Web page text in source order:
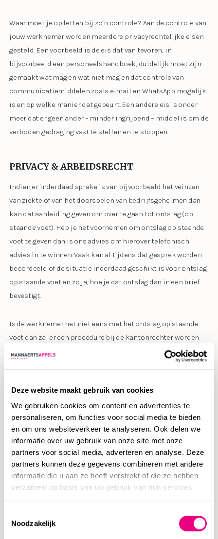
Deze website maakt gebruik van cookies
We gebruiken cookies om content en advertenties te
personaliseren, om functies voor social media te bieden
en om ons websiteverkeer te analyseren. Ook delen we
informatie over uw gebruik van onze site met onze
partners voor social media, adverteren en analyse. Deze
partners kunnen deze gegevens combineren met andere
informatie die u aan ze heeft verstrekt of die ze hebben
verzameld op basis van uw gebruik van hun services.
Noodzakelijk
Waar moet je op letten bij zo’n controle? Aan de controle van
jouw werknemer worden meerdere privacyrechtelijke eisen
gesteld. Een voorbeeld is de eis dat van tevoren, in
bijvoorbeeld een personeelshandboek, duidelijk moet zijn
gemaakt wat mag en wat niet mag en dat controle van
communicatiemiddelen zoals e-mail en WhatsApp mogelijk
is en op welke manier dat gebeurt. Een andere eis is onder
meer dat er geen ander – minder ingrijpend – middel is om de
verboden gedraging vast te stellen en te stoppen.
PRIVACY & ARBEIDSRECHT
Indien er inderdaad sprake is van bijvoorbeeld het veinzen
van ziekte of van het doorspelen van bedrijfsgeheimen dan
kan dat aanleiding geven om over te gaan tot ontslag (op
staande voet). Heb je het voornemen om ontslag op staande
voet te geven dan is ons advies om hierover telefonisch
advies in te winnen. Vaak kan al tijdens dat gesprek worden
beoordeeld of de situatie inderdaad geschikt is voor ontslag
op staande voet en zo ja, hoe je dat ontslag dan in een brief
bevestigt.
Is de werknemer het niet eens met het ontslag op staande
voet dan zal er een procedure bij de kantonrechter worden
gestart door de werknemer. Dan zal de kantonrechter zoal
beoordelen wat de aanleiding is voor het ontslag op staande
is dan zeer belangrijk. Ook zal van belang zijn hoe je als
werkgever met de privacy van de werknemer bent omgegaan.
Hoewel arbeidsrechters de waarheidsvinding over het
algemeen het zwaarst laten doorwegen, zien we steeds vaker
dat het niet goed omgaan met de privacy wél wordt
meegenomen bij het vaststellen van de hoogte van een
eventuele vergoeding aan de werknemer.
Het snuffelen in e-mails of telefoon van een werknemer is in